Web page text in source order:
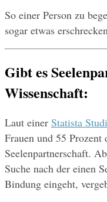
So einer Person zu
sogar etwas
Gibt es
Wissenschaft:
Laut einer Statista
Frauen und 55
Seelenpartnerschaft.
Suche nach der einen
Bindung eingeht,